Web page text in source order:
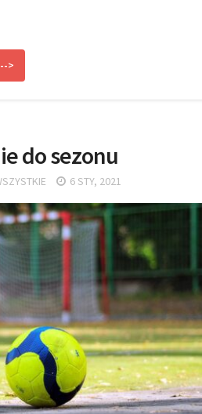
>
do sezonu
6 STY, 2021